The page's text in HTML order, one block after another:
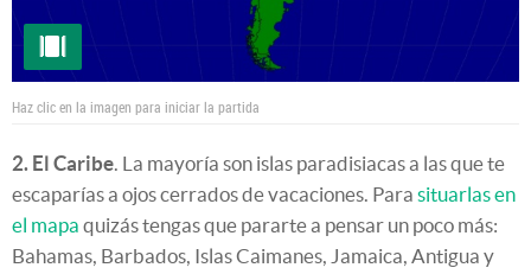
Haz clic en la imagen para iniciar la partida
2. El Caribe. La mayoría son islas paradisiacas a las que te
escaparías a ojos cerrados de vacaciones. Para situarlas en
el mapa quizás tengas que pararte a pensar un poco más:
Bahamas, Barbados, Islas Caimanes, Jamaica, Antigua y